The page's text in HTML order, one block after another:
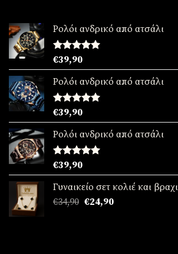
Ρολόι ανδρικό από ατσάλι
Βαθμολογήθηκε
με5.00
από 5
€39,90
Ρολόι ανδρικό από ατσάλι
Βαθμολογήθηκε
με5.00
από 5
€39,90
Ρολόι ανδρικό από ατσάλι
Βαθμολογήθηκε
με5.00
από 5
€39,90
Γυναικείο σετ κολιέ και
€34,90 Original
€24,90Η